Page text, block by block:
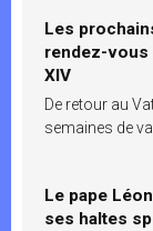
Les
rendez-vous
XIV
De retour au
semaines de
Le pape
ses haltes